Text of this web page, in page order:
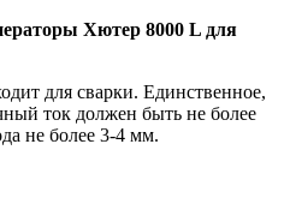
Хютер 8000 L для
для сварки. Единственное,
ток должен быть не более
не более 3-4 мм.